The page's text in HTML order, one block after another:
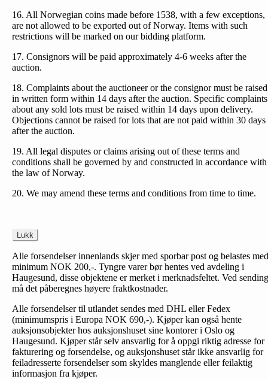
16. All Norwegian coins made before 1538, with a few exceptions,
are not allowed to be exported out of Norway. Items with such
restrictions will be marked on our bidding platform.
17. Consignors will be paid approximately 4-6 weeks after the
auction.
18. Complaints about the auctioneer or the consignor must be raised
in written form within 14 days after the auction. Specific complaints
about any sold lots must be raised within 14 days upon delivery.
Objections cannot be raised for lots that are not paid within 30 days
after the auction.
19. All legal disputes or claims arising out of these terms and
conditions shall be governed by and constructed in accordance with
the law of Norway.
20. We may amend these terms and conditions from time to time.
Lukk
Alle forsendelser innenlands skjer med sporbar post og belastes med
minimum NOK 200,-. Tyngre varer bør hentes ved avdeling i
Haugesund, disse objektene er merket i merknadsfeltet. Ved sending
må det påberegnes høyere fraktkostnader.
Alle forsendelser til utlandet sendes med DHL eller Fedex
(minimumspris i Europa NOK 690,-). Kjøper kan også hente
auksjonsobjekter hos auksjonshuset sine kontorer i Oslo og
Haugesund. Kjøper står selv ansvarlig for å oppgi riktig adresse for
fakturering og forsendelse, og auksjonshuset står ikke ansvarlig for
feiladresserte forsendelser som skyldes manglende eller feilaktig
informasjon fra kjøper.